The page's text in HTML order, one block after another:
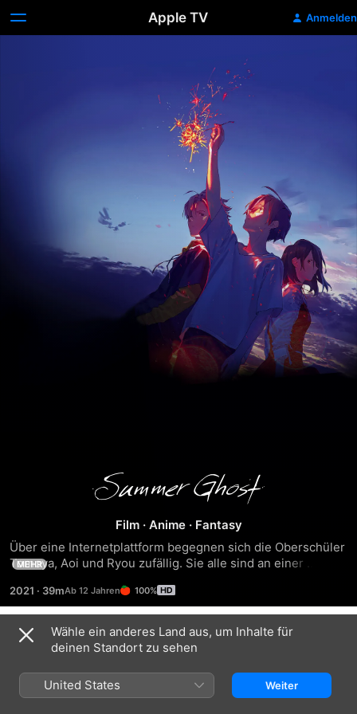
Apple TV Anmelden
Summer
Ghost
Film · Anime · Fantasy
Über eine Internetplattform begegnen sich die Oberschüler
Tomoya, Aoi und Ryou zufällig. Sie alle sind an einer
in der Nacht, in der die Feuerwerke angezündet werden,
der Geist einer jungen Frau erscheinen soll. Alle drei haben
einen guten Grund, diesen Geist persönlich sehen zu
wollen, doch wird es ihnen tatsächlich gelingen?
MEHR
2021 · 39m 100%
Trailer
Wähle ein anderes Land aus, um Inhalte für
deinen Standort zu sehen
United States Weiter